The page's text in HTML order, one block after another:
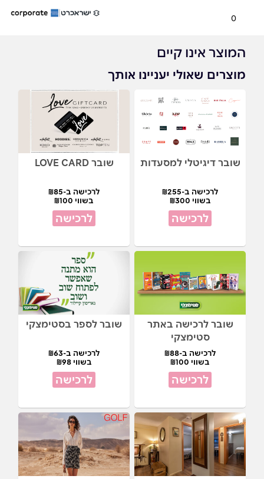
0
המוצר אינו קיים
מוצרים שאולי יעניינו אותך
שובר דיגיטלי למסעדות
לרכישה ב-₪255
בשווי ₪300
לרכישה
שובר LOVE CARD
לרכישה ב-₪85
בשווי ₪100
לרכישה
שובר לרכישה באתר
סטימצקי
לרכישה ב-₪88
בשווי ₪100
לרכישה
שובר לספר בסטימצקי
לרכישה ב-₪63
בשווי ₪98
לרכישה